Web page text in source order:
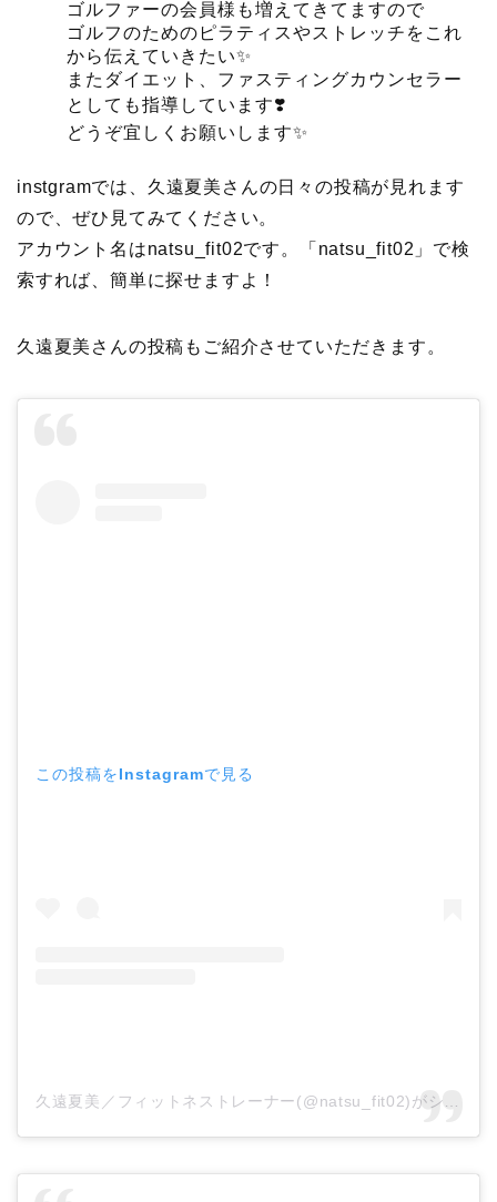
ゴルファーの会員様も増えてきてますので
ゴルフのためのピラティスやストレッチをこれ
から伝えていきたい✨
またダイエット、ファスティングカウンセラー
としても指導しています❣️
どうぞ宜しくお願いします✨
instgramでは、久遠夏美さんの日々の投稿が見れます
ので、ぜひ見てみてください。
アカウント名はnatsu_fit02です。「natsu_fit02」で検
索すれば、簡単に探せますよ！
久遠夏美さんの投稿もご紹介させていただきます。
この投稿をInstagramで見る